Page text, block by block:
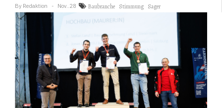
By Redaktion Nov..28 Baubranche Stimmung Sager